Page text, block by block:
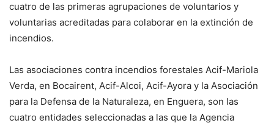
cuatro de las primeras agrupaciones de voluntarios y
voluntarias acreditadas para colaborar en la extinción de
incendios.
Las asociaciones contra incendios forestales Acif-Mariola
Verda, en Bocairent, Acif-Alcoi, Acif-Ayora y la Asociación
para la Defensa de la Naturaleza, en Enguera, son las
cuatro entidades seleccionadas a las que la Agencia